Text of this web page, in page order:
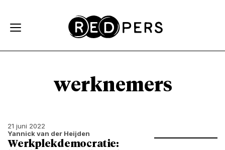
werknemers
21 juni 2022
Yannick van der Heijden
Werkplekdemocratie: